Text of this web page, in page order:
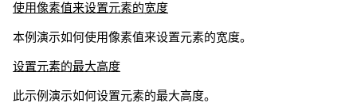
使用像素值来设置元素的宽度
本例演示如何使用像素值来设置元素的宽度。
设置元素的最大高度
此示例演示如何设置元素的最大高度。